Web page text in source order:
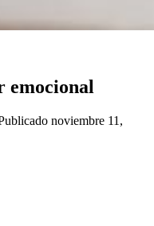
emocional
noviembre 11,